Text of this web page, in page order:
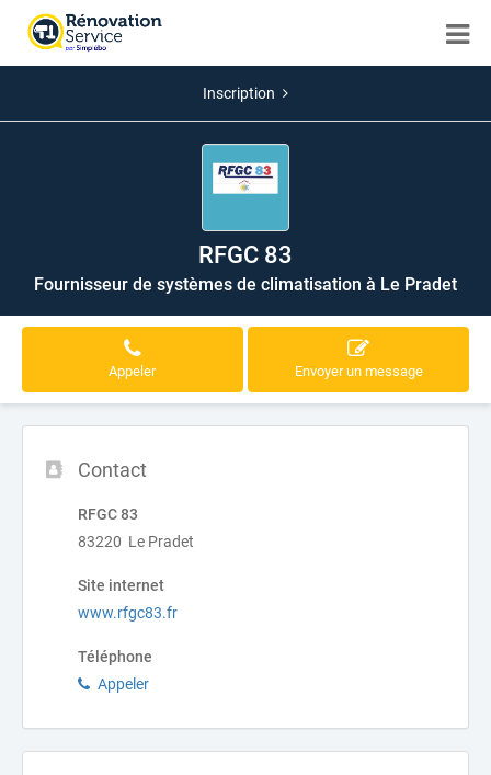
Inscription
RFGC 83
Fournisseur de systèmes de climatisation à Le Pradet
Appeler Envoyer un message
Contact
RFGC 83
83220 Le Pradet
Site internet
www.rfgc83.fr
Téléphone
Appeler